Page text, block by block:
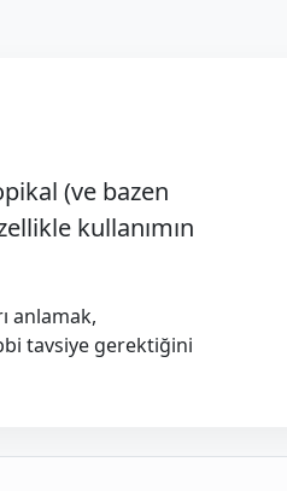
(ve bazen
kullanımın
anlamak,
tavsiye gerektiğini